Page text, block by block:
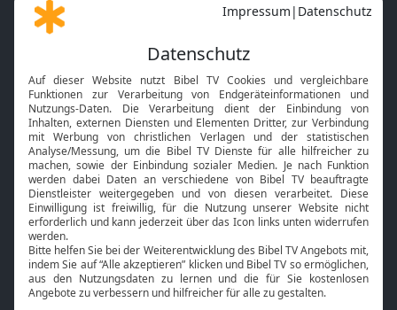
Gott und Bibel erklärt
Neuigkeiten
Mobile App
Smart TV
HbbTV
Bibelthek Online-Bibel
Nächster Gottesdienst
Bibel TV
Über uns
Jobs
Service
Kontakt
TV-Empfang